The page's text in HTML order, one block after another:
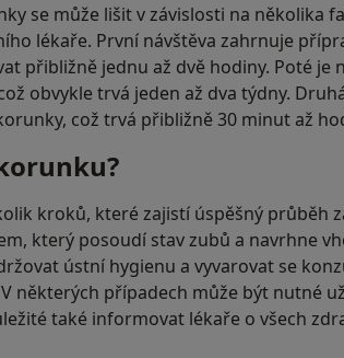
se může lišit v závislosti na několika
lékaře. První návštěva zahrnuje
přibližně jednu až dvě hodiny. Poté je
obvykle trvá jeden až dva týdny.
což trvá přibližně 30 minut až
kroků, které zajistí úspěšný průběh
který posoudí stav zubů a navrhne
ústní hygienu a vyvarovat se
některých případech může být nutné
také informovat lékaře o všech